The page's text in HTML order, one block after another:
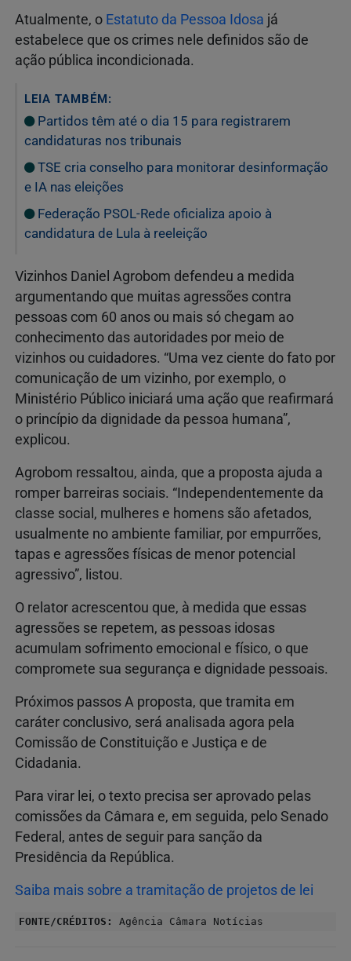
Atualmente, o Estatuto da Pessoa Idosa já
estabelece que os crimes nele definidos são de
ação pública incondicionada.
LEIA TAMBÉM:
Partidos têm até o dia 15 para registrarem
candidaturas nos tribunais
TSE cria conselho para monitorar desinformação
e IA nas eleições
Federação PSOL-Rede oficializa apoio à
candidatura de Lula à reeleição
Vizinhos Daniel Agrobom defendeu a medida
argumentando que muitas agressões contra
pessoas com 60 anos ou mais só chegam ao
conhecimento das autoridades por meio de
vizinhos ou cuidadores. “Uma vez ciente do fato por
comunicação de um vizinho, por exemplo, o
Ministério Público iniciará uma ação que reafirmará
o princípio da dignidade da pessoa humana”,
explicou.
Agrobom ressaltou, ainda, que a proposta ajuda a
romper barreiras sociais. “Independentemente da
classe social, mulheres e homens são afetados,
usualmente no ambiente familiar, por empurrões,
tapas e agressões físicas de menor potencial
agressivo”, listou.
O relator acrescentou que, à medida que essas
agressões se repetem, as pessoas idosas
acumulam sofrimento emocional e físico, o que
compromete sua segurança e dignidade pessoais.
Próximos passos A proposta, que tramita em
caráter conclusivo, será analisada agora pela
Comissão de Constituição e Justiça e de
Cidadania.
Para virar lei, o texto precisa ser aprovado pelas
comissões da Câmara e, em seguida, pelo Senado
Federal, antes de seguir para sanção da
Presidência da República.
Saiba mais sobre a tramitação de projetos de lei
FONTE/CRÉDITOS: Agência Câmara Notícias